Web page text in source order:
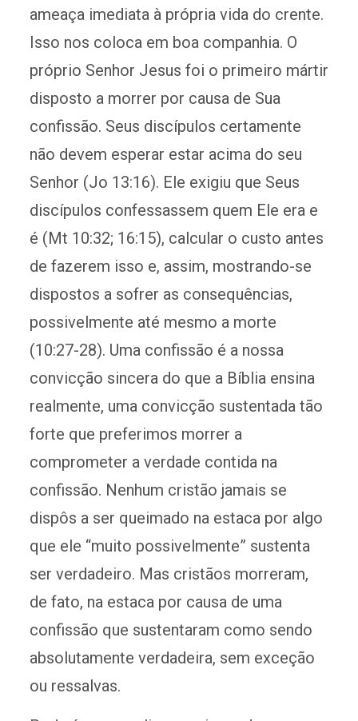
ameaça imediata à própria vida do crente.
Isso nos coloca em boa companhia. O
próprio Senhor Jesus foi o primeiro mártir
disposto a morrer por causa de Sua
confissão. Seus discípulos certamente
não devem esperar estar acima do seu
Senhor (Jo 13:16). Ele exigiu que Seus
discípulos confessassem quem Ele era e
é (Mt 10:32; 16:15), calcular o custo antes
de fazerem isso e, assim, mostrando-se
dispostos a sofrer as consequências,
possivelmente até mesmo a morte
(10:27-28). Uma confissão é a nossa
convicção sincera do que a Bíblia ensina
realmente, uma convicção sustentada tão
forte que preferimos morrer a
comprometer a verdade contida na
confissão. Nenhum cristão jamais se
dispôs a ser queimado na estaca por algo
que ele “muito possivelmente” sustenta
ser verdadeiro. Mas cristãos morreram,
de fato, na estaca por causa de uma
confissão que sustentaram como sendo
absolutamente verdadeira, sem exceção
ou ressalvas.